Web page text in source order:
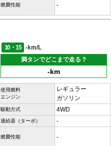
燃費性能 -
10・15
-km/L
満タンでどこまで走る？
-km
使用燃料
エンジン
レギュラー
ガソリン
駆動方式 4WD
過給器（ターボ） -
燃費性能 -